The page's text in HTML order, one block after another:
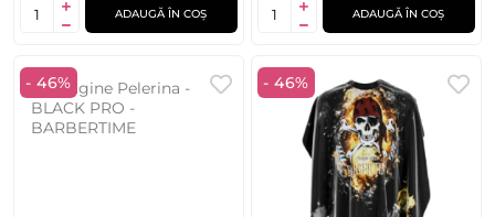
ADAUGĂ ÎN COȘ ADAUGĂ ÎN COȘ
- 46% - 46%